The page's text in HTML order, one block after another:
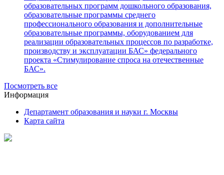
образовательных программ дошкольного образования,
образовательные программы среднего
профессионального образования и дополнительные
образовательные программы, оборудованием для
реализации образовательных процессов по разработке,
производству и эксплуатации БАС» федерального
проекта «Стимулирование спроса на отечественные
БАС».
Посмотреть все
Информация
Департамент образования и науки г. Москвы
Карта сайта